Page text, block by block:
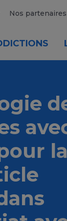
Nos partenaires
la